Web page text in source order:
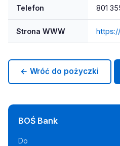
Telefon 801
Strona WWW
← Wróć do pożyczki
BOŚ Bank
Do